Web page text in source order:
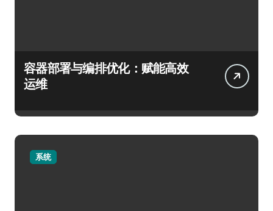
容器部署与编排优化：赋能高效
运维
系统